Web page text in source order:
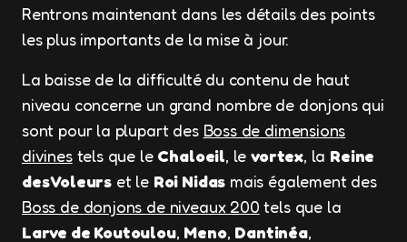
Rentrons maintenant dans les détails des points
les plus importants de la mise à jour.
La baisse de la difficulté du contenu de haut
niveau concerne un grand nombre de donjons qui
sont pour la plupart des Boss de dimensions
divinestels que le Chaloeil, levortex, la Reine
des Voleurs et le Roi Nidas mais également des
Boss de donjons de niveaux 200 tels que la
Larve de Koutoulou, Meno, Dantinéa,